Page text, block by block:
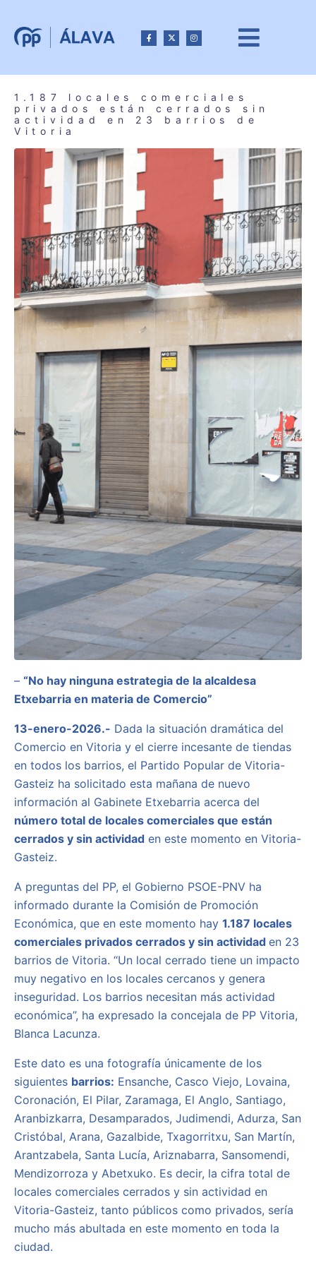
1.187 locales comerciales
privados están cerrados sin
actividad en 23 barrios de
Vitoria
– “No hay ninguna estrategia de la alcaldesa
Etxebarria en materia de Comercio”
13-enero-2026.- Dada la situación dramática del
Comercio en Vitoria y el cierre incesante de tiendas
en todos los barrios, el Partido Popular de Vitoria-
Gasteiz ha solicitado esta mañana de nuevo
información al Gabinete Etxebarria acerca del
número total de locales comerciales que están
cerrados y sin actividad en este momento en Vitoria-
Gasteiz.
A preguntas del PP, el Gobierno PSOE-PNV ha
informado durante la Comisión de Promoción
Económica, que en este momento hay 1.187 locales
comerciales privados cerrados y sin actividad en 23
barrios de Vitoria. “Un local cerrado tiene un impacto
muy negativo en los locales cercanos y genera
inseguridad. Los barrios necesitan más actividad
económica”, ha expresado la concejala de PP Vitoria,
Blanca Lacunza.
Este dato es una fotografía únicamente de los
siguientes barrios: Ensanche, Casco Viejo, Lovaina,
Coronación, El Pilar, Zaramaga, El Anglo, Santiago,
Aranbizkarra, Desamparados, Judimendi, Adurza, San
Cristóbal, Arana, Gazalbide, Txagorritxu, San Martín,
Arantzabela, Santa Lucía, Ariznabarra, Sansomendi,
Mendizorroza y Abetxuko. Es decir, la cifra total de
locales comerciales cerrados y sin actividad en
Vitoria-Gasteiz, tanto públicos como privados, sería
mucho más abultada en este momento en toda la
ciudad.